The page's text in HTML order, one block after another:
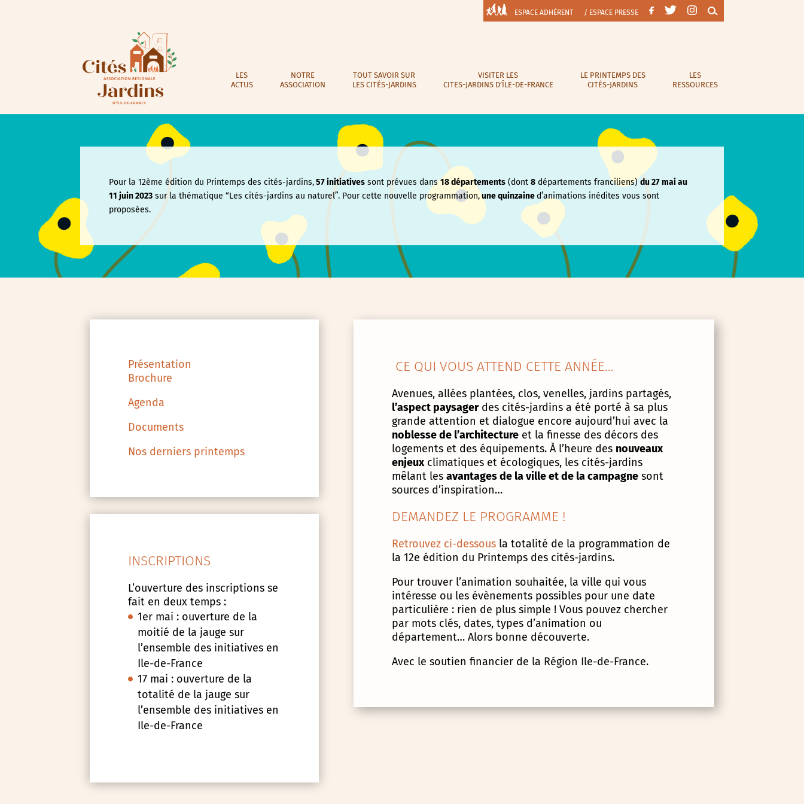
ESPACE ADHÉRENT / ESPACE PRESSE
LES
ACTUS
NOTRE
ASSOCIATION
TOUT SAVOIR SUR
LES CITÉS-JARDINS
VISITER LES
CITES-JARDINS D’ÎLE-DE-FRANCE
LE PRINTEMPS DES
CITÉS-JARDINS
LES
RESSOURCES
Pour la 12ème édition du Printemps des cités-jardins,57 initiatives sont prévues dans18 départements (dont8 départements franciliens)du 27 mai au
11 juin2023 sur la thématique “Les cités-jardins au naturel”. Pour cette nouvelle programmation,une quinzaine d’animations inédites vous sont
proposées.
Présentation
Brochure
Agenda
Documents
Nos derniers printemps
INSCRIPTIONS
L’ouverture des inscriptions se
fait en deux temps :
1er mai : ouverture de la
moitié de la jauge sur
l’ensemble des initiatives en
Ile-de-France
17 mai : ouverture de la
totalité de la jauge sur
l’ensemble des initiatives en
Ile-de-France
CE QUI VOUS ATTEND CETTE ANNÉE…
Avenues, allées plantées, clos, venelles, jardins partagés,
l’aspect paysagerdes cités-jardins a été porté à sa plus
grande attention et dialogue encore aujourd’hui avec la
noblesse de l’architectureet la finesse des décors des
logements et des équipements. À l’heure des nouveaux
enjeuxclimatiques et écologiques, les cités-jardins
mêlant les avantages de la ville et de la campagnesont
sources d’inspiration…
DEMANDEZ LE PROGRAMME !
Retrouvez ci-dessousla totalité de la programmation de
la 12e édition du Printemps des cités-jardins.
Pour trouver l’animation souhaitée, la ville qui vous
intéresse ou les évènements possibles pour une date
particulière : rien de plus simple ! Vous pouvez chercher
par mots clés, dates, types d’animation ou
département… Alors bonne découverte.
Avec le soutien financier de la Région Ile-de-France.